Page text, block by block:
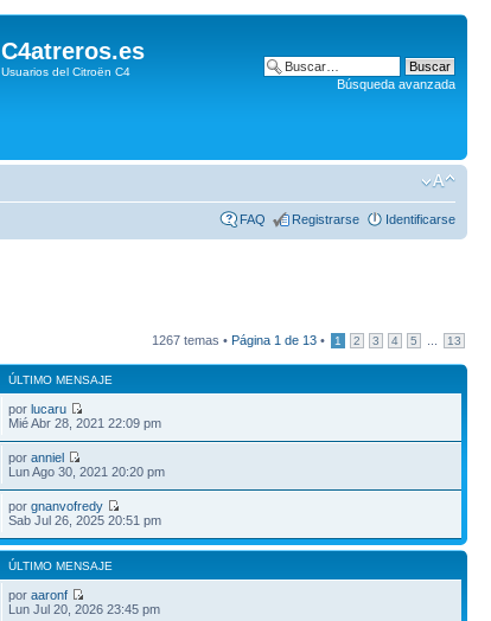
Búsqueda avanzada
C4atreros.es
Usuarios del Citroën C4
FAQ Registrarse Identificarse
1267 temas • Página 1 de 13 • 1 2 3 4 5 13
ÚLTIMO MENSAJE
porlucaru
Mié Abr 28, 2021 22:09 pm
poranniel
Lun Ago 30, 2021 20:20 pm
porgnanvofredy
Sab Jul 26, 2025 20:51 pm
ÚLTIMO MENSAJE
poraaronf
Lun Jul 20, 2026 23:45 pm